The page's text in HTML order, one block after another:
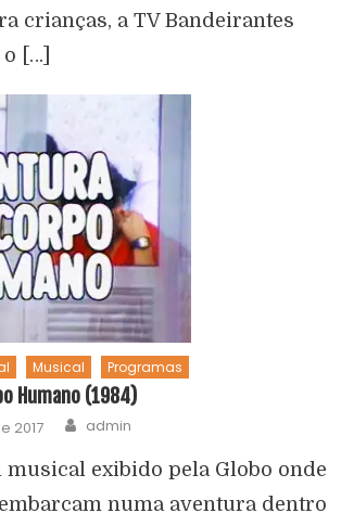
crianças, a TV Bandeirantes
[…]
Musical Programas
Humano (1984)
2017 admin
musical exibido pela Globo onde
numa aventura dentro